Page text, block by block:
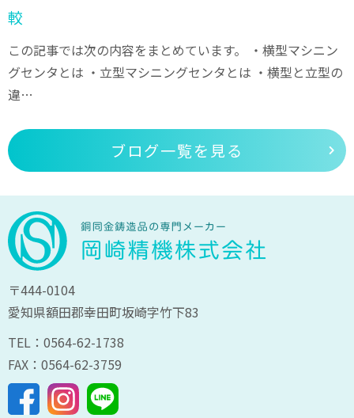
較
この記事では次の内容をまとめています。 ・横型マシニン
グセンタとは ・立型マシニングセンタとは ・横型と立型の
違…
ブログ一覧を見る
〒444-0104
愛知県額田郡幸田町坂崎字竹下83
TEL：0564-62-1738
FAX：0564-62-3759